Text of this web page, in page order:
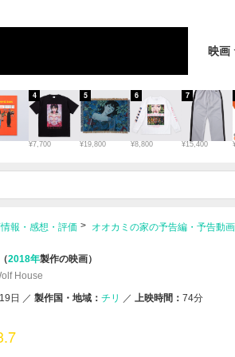
映画
¥7,700
4
¥19,800
5
¥8,800
6
¥15,400
7
報・感想・評価 オオカミの家の予告編・予告動画
（2018年製作の映画）
House
日 ／ 製作国・地域： チリ ／ 上映時間： 74分